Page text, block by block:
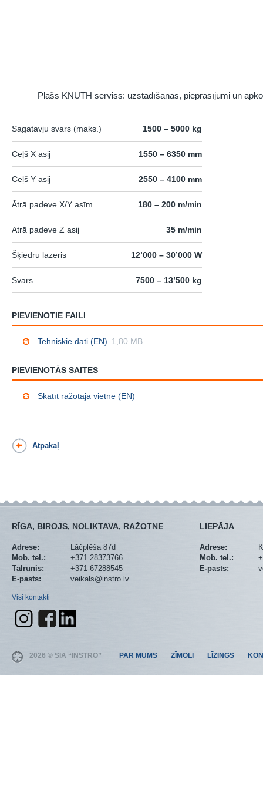
Plašs KNUTH serviss: uzstādīšanas, pieprasījumi un
Sagatavju svars (maks.) 1500 – 5000 kg
Ceļš X asij 1550 – 6350 mm
Ceļš Y asij 2550 – 4100 mm
Ātrā padeve X/Y asīm 180 – 200 m/min
Ātrā padeve Z asij 35 m/min
Šķiedru lāzeris 12’000 – 30’000 W
Svars 7500 – 13’500 kg
PIEVIENOTIE FAILI
Tehniskie dati (EN) 1,80 MB
PIEVIENOTĀS SAITES
Skatīt ražotāja vietnē (EN)
Atpakaļ
RĪGA, BIROJS, NOLIKTAVA, RAŽOTNE
Adrese:
Lāčplēša 87d
Mob. tel.:
+371 28373766
Tālrunis:
+371 67288545
E-pasts:
veikals@instro.lv
Visi kontakti
LIEPĀJA
Adrese:
Mob. tel.:
E-pasts:
2026 © SIA “INSTRO” PAR MUMS ZĪMOLI LĪZINGS